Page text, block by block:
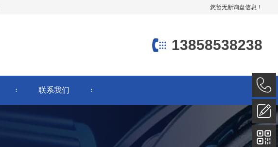
您暂无新询盘信息！
13858538238
联系我们